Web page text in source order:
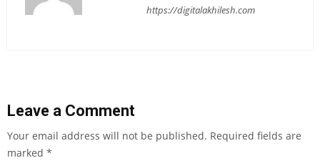
https://digitalakhilesh.com
Leave a Comment
Your email address will not be published. Required fields are
marked *